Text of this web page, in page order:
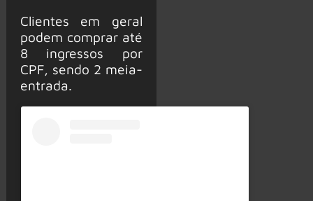
Clientes em geral
podem comprar até
8 ingressos por
CPF, sendo 2 meia-
entrada.